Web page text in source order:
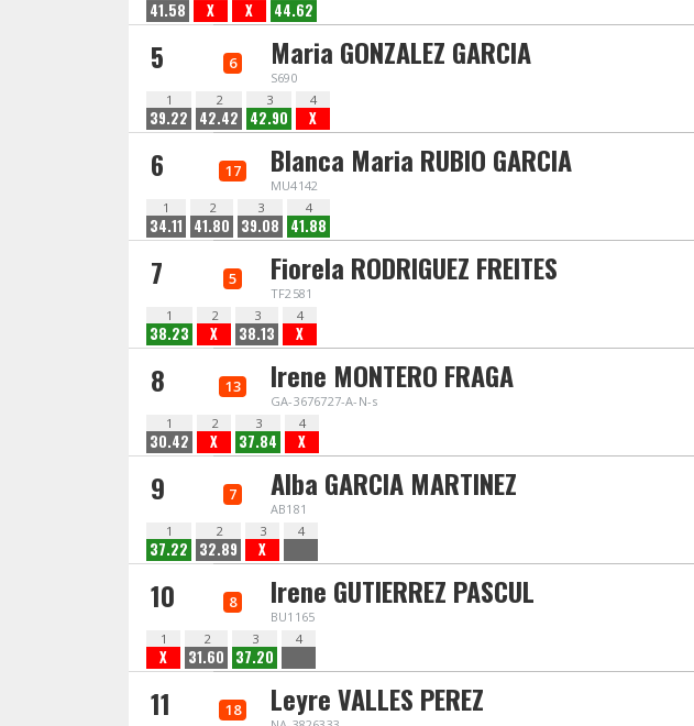
41.58 X X 44.62
5 6 Maria GONZALEZ GARCIA
S690
1
39.22
2
42.42
3
42.90
4
X
6 17 Blanca Maria RUBIO GARCIA
MU4142
1
34.11
2
41.80
3
39.08
4
41.88
7 5 Fiorela RODRIGUEZ FREITES
TF2581
1
38.23
2
X
3
38.13
4
X
8 13 Irene MONTERO FRAGA
GA-3676727-A-N-s
1
30.42
2
X
3
37.84
4
X
9 7 Alba GARCIA MARTINEZ
AB181
1
37.22
2
32.89
3
X
4
10 8 Irene GUTIERREZ PASCUL
BU1165
1
X
2
31.60
3
37.20
4
11 18 Leyre VALLES PEREZ